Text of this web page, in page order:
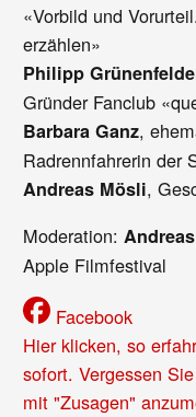
«Vorbild und
erzählen»
Philipp
Gründer Fanclub
Barbara Ganz,
Radrennfahrerin der
Andreas Mösli,
Moderation:
Apple Filmfestival
Facebook
Hier klicken, so
sofort. Vergessen
mit "Zusagen"